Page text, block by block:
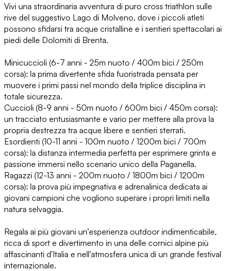
Vivi una straordinaria avventura di puro cross triathlon sulle
rive del suggestivo Lago di Molveno, dove i piccoli atleti
possono sfidarsi tra acque cristalline e i sentieri spettacolari ai
piedi delle Dolomiti di Brenta.
Minicuccioli (6-7 anni - 25m nuoto / 400m bici / 250m
corsa): la prima divertente sfida fuoristrada pensata per
muovere i primi passi nel mondo della triplice disciplina in
totale sicurezza.
Cuccioli (8-9 anni - 50m nuoto / 600m bici / 450m corsa):
un tracciato entusiasmante e vario per mettere alla prova la
propria destrezza tra acque libere e sentieri sterrati.
Esordienti (10-11 anni - 100m nuoto / 1200m bici / 700m
corsa): la distanza intermedia perfetta per esprimere grinta e
passione immersi nello scenario unico della Paganella.
Ragazzi (12-13 anni - 200m nuoto / 1800m bici / 1200m
corsa): la prova più impegnativa e adrenalinica dedicata ai
giovani campioni che vogliono superare i propri limiti nella
natura selvaggia.
Regala ai più giovani un'esperienza outdoor indimenticabile,
ricca di sport e divertimento in una delle cornici alpine più
affascinanti d'Italia e nell'atmosfera unica di un grande festival
internazionale.